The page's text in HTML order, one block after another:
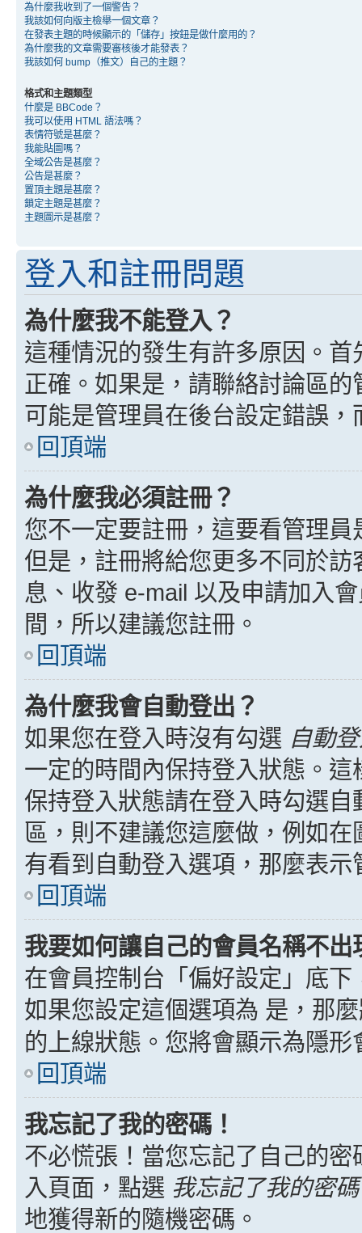
為什麼我收到了一個警告？
我該如何向版主檢舉一個文章？
在發表主題的時候顯示的「儲存」按鈕是做什麼用的？
為什麼我的文章需要審核後才能發表？
我該如何 bump（推文）自己的主題？
格式和主題類型
什麼是 BBCode？
我可以使用 HTML 語法嗎？
表情符號是甚麼？
我能貼圖嗎？
全域公告是甚麼？
公告是甚麼？
置頂主題是甚麼？
鎖定主題是甚麼？
主題圖示是甚麼？
登入和註冊問題
為什麼我不能登入？
這種情況的發生有許多原因。
正確。如果是，請聯絡討論區
可能是管理員在後台設定錯誤
回頂端
為什麼我必須註冊？
您不一定要註冊，這要看管理
但是，註冊將給您更多不同於
息、收發 e-mail 以及申請加入
間，所以建議您註冊。
回頂端
為什麼我會自動登出？
如果您在登入時沒有勾選 自動
一定的時間內保持登入狀態。
保持登入狀態請在登入時勾選
區，則不建議您這麼做，例如
有看到自動登入選項，那麼表
回頂端
我要如何讓自己的會員名稱不
在會員控制台「偏好設定」底
如果您設定這個選項為 是 ，那
的上線狀態。您將會顯示為隱形
回頂端
我忘記了我的密碼！
不必慌張！當您忘記了自己的
入頁面，點選 我忘記了我的密碼
地獲得新的隨機密碼。